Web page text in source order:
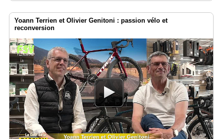
Yoann Terrien et Olivier Genitoni : passion vélo et
reconversion